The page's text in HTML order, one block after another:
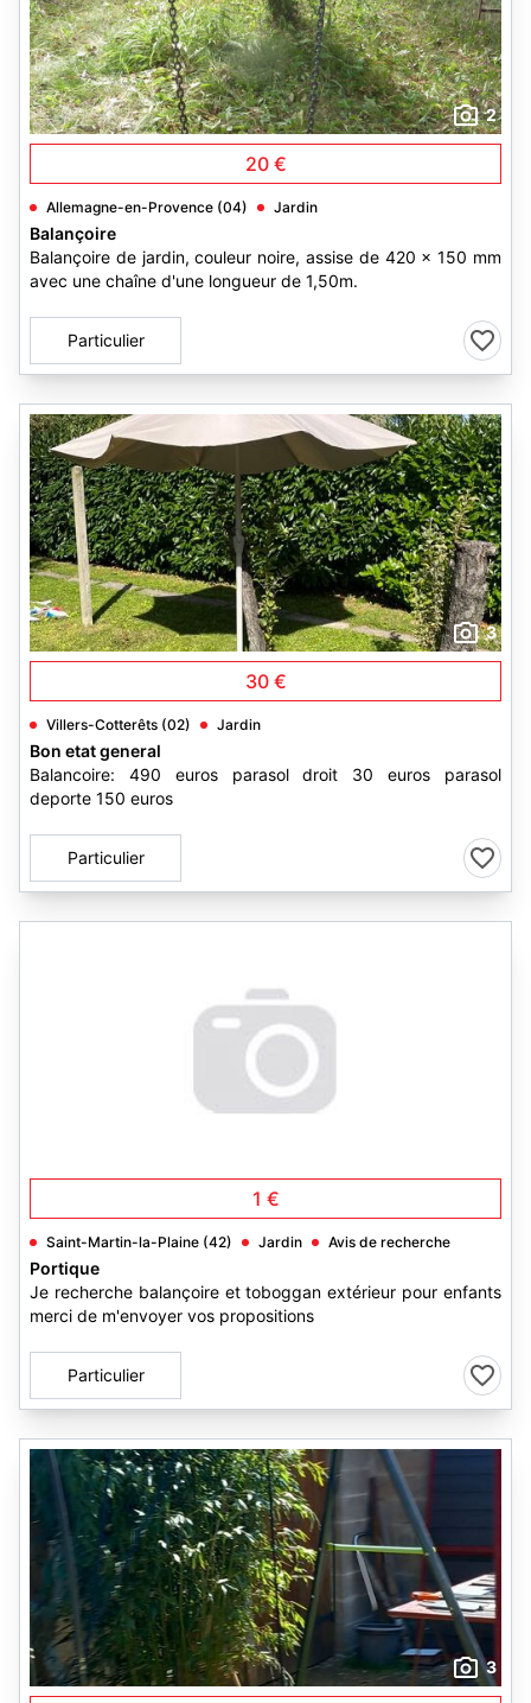
2
20 €
Allemagne-en-Provence (04) Jardin
Balançoire
Balançoire de jardin, couleur noire, assise de 420 x 150 mm
avec une chaîne d'une longueur de 1,50m.
Particulier
3
30 €
Villers-Cotterêts (02) Jardin
Bon etat general
Balancoire: 490 euros parasol droit 30 euros parasol
deporte 150 euros
Particulier
1 €
Saint-Martin-la-Plaine (42) Jardin Avis de recherche
Portique
Je recherche balançoire et toboggan extérieur pour enfants
merci de m'envoyer vos propositions
Particulier
3